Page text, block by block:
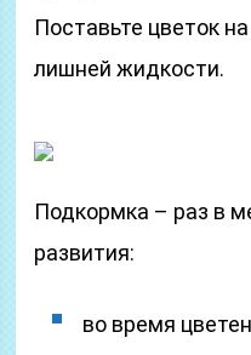
Поставьте цветок
лишней жидкости.
Подкормка – раз в
развития:
во время